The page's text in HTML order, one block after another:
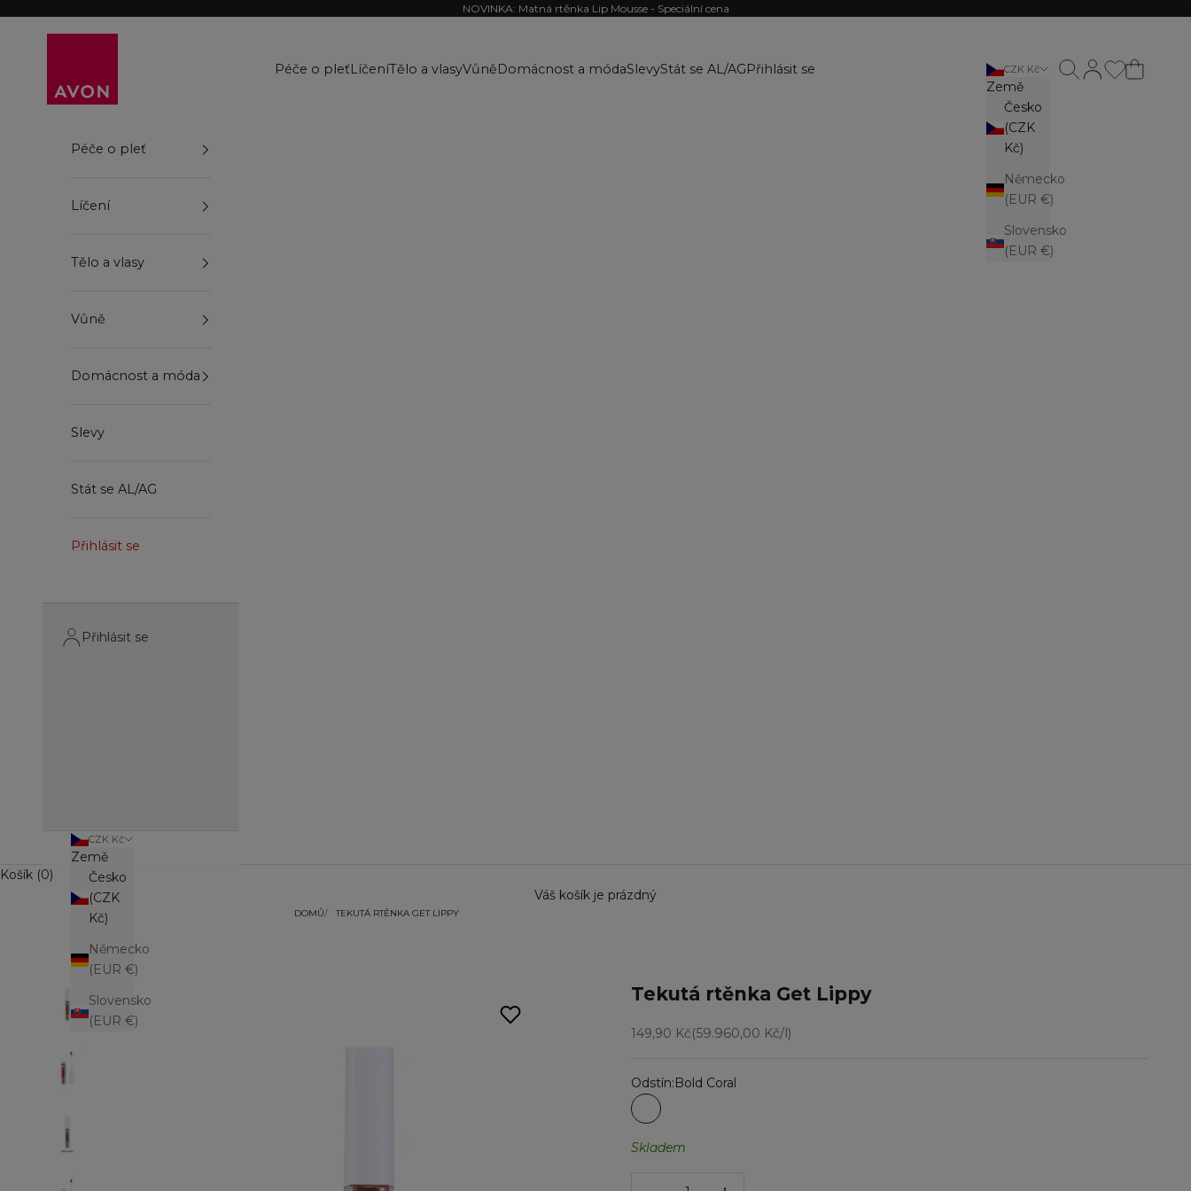
NOVINKA: Matná rtěnka Lip Mousse - Speciální cena
Péče o pleťLíčeníTělo a vlasyVůněDomácnost a módaSlevyStát se AL/AGPřihlásit se CZK Kč
Země
Česko
(CZK
Kč)
Německo
(EUR €)
Slovensko
(EUR €)
Otevřít stránku
Otevřít vyhledávání
Péče o pleť
Líčení
Tělo a vlasy
Vůně
Domácnost a móda
Slevy
Stát se AL/AG
Přihlásit se
Přihlásit se
CZK Kč
Země
Česko
(CZK
Kč)
Německo
(EUR €)
Slovensko
(EUR €)
Košík (0)
Váš košík je prázdný
DOMŮ TEKUTÁ RTĚNKA GET LIPPY
Tekutá rtěnka Get Lippy
Prodejní cena
149,90 Kč(59.960,00 Kč/l)
Odstín:Bold Coral
Bold Coral
Skladem